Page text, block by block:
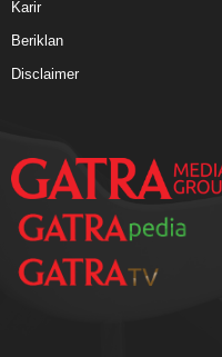
Karir
Beriklan
Disclaimer